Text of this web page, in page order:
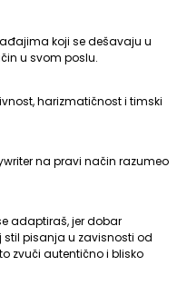
koji se dešavaju u
u svom poslu.
harizmatičnost i timski
na pravi način razumeo
adaptiraš, jer dobar
pisanja u zavisnosti od
zvuči autentično i blisko